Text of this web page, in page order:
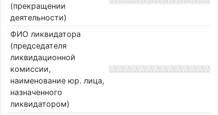
(прекращении
деятельности)
ФИО ликвидатора
(председателя
ликвидационной
комиссии,
наименование юр. лица,
назначенного
ликвидатором)